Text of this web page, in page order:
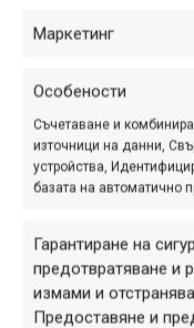
Маркетинг
Особености
Съчетаване и
източници на данни,
устройства,
базата на автоматично
Гарантиране на
предотвратяване и
измами и
Предоставяне и